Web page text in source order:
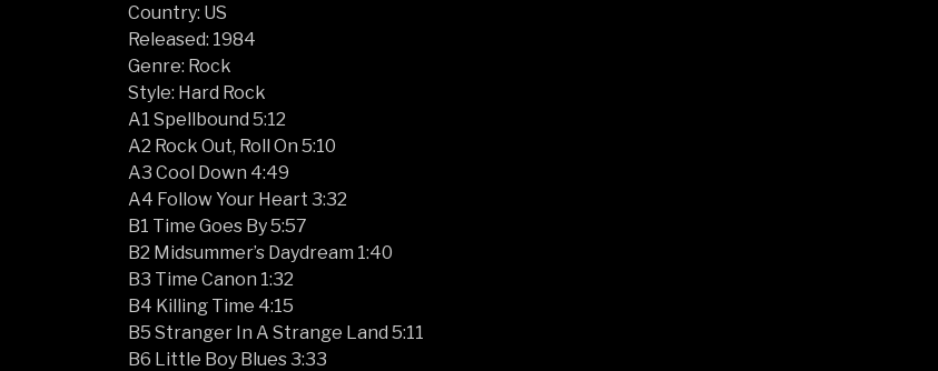
Country: US
Released: 1984
Genre: Rock
Style: Hard Rock
A1 Spellbound 5:12
A2 Rock Out, Roll On 5:10
A3 Cool Down 4:49
A4 Follow Your Heart 3:32
B1 Time Goes By 5:57
B2 Midsummer’s Daydream 1:40
B3 Time Canon 1:32
B4 Killing Time 4:15
B5 Stranger In A Strange Land 5:11
B6 Little Boy Blues 3:33